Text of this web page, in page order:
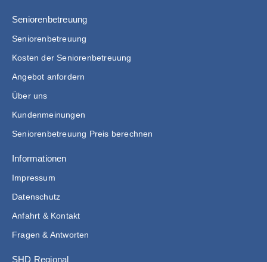
Seniorenbetreuung
Seniorenbetreuung
Kosten der Seniorenbetreuung
Angebot anfordern
Über uns
Kundenmeinungen
Seniorenbetreuung Preis berechnen
Informationen
Impressum
Datenschutz
Anfahrt & Kontakt
Fragen & Antworten
SHD Regional